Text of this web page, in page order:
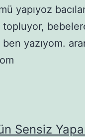
yapıyoz
ben yazıyom.
Sensiz